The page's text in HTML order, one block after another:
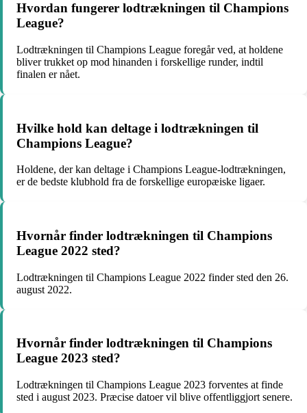
Hvordan fungerer lodtrækningen til Champions
League?
Lodtrækningen til Champions League foregår ved, at holdene
bliver trukket op mod hinanden i forskellige runder, indtil
finalen er nået.
Hvilke hold kan deltage i lodtrækningen til
Champions League?
Holdene, der kan deltage i Champions League-lodtrækningen,
er de bedste klubhold fra de forskellige europæiske ligaer.
Hvornår finder lodtrækningen til Champions
League 2022 sted?
Lodtrækningen til Champions League 2022 finder sted den 26.
august 2022.
Hvornår finder lodtrækningen til Champions
League 2023 sted?
Lodtrækningen til Champions League 2023 forventes at finde
sted i august 2023. Præcise datoer vil blive offentliggjort senere.